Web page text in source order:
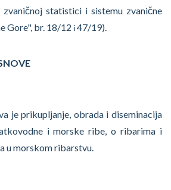
statistici i sistemu zvanične
Gore", br. 18/12 i 47/19).
je prikupljanje, obrada i diseminacija
i morske ribe, o ribarima i
u morskom ribarstvu.